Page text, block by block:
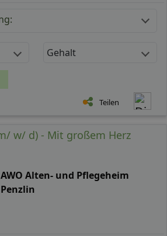
Gehalt
Teilen
w/ d) - Mit großem Herz
AWO Alten- und Pflegeheim
Penzlin